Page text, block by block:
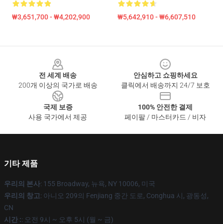
₩3,651,700 - ₩4,202,900 ₩5,642,910 - ₩6,607,510
전 세계 배송
200개 이상의 국가로 배송
안심하고 쇼핑하세요
클릭에서 배송까지 24/7 보호
국제 보증
사용 국가에서 제공
100% 안전한 결제
페이팔 / 마스터카드 / 비자
기타 제품
우리의 본사: 155 Broadway, 뉴욕, NY 10006, 미국
우리의 창고: 아니오 209의 Fenjiang 중간 도로, Conghua 시, 광동성,
CN
시간 :: 오전 9시 ~ 오후 5시 (월 ~ 금)